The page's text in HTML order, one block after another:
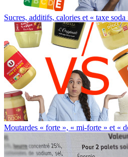
Sucres, additifs, calories et « taxe
Moutardes « forte », « mi-forte » et «